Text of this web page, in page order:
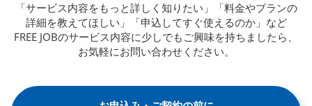
「サービス内容をもっと詳しく知りたい」「料金やプランの
詳細を教えてほしい」「申込してすぐ使えるのか」など
FREE JOBのサービス内容に少しでもご興味を持ちましたら、
お気軽にお問い合わせください。